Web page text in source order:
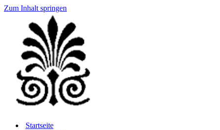
Zum Inhalt springen
Startseite